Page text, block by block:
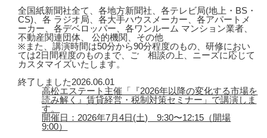
全国紙新聞社全て、各地方新聞社、各テレビ局(地上・BS・
CS)、各 ラジオ局、各大手ハウスメーカー、各アパートメ
ーカー、各デベロッパー、各ワンルーム マンション業者、
不動産関連団体、 公的機関、その他
※また、講演時間は50分から90分程度のもの、研修におい
ては2日間程度のものまで、ご゙相談の上、ニーズに応じて
カスタマイズいたします。
終了しました2026.06.01
高松エステート主催「『2026年以降の変化する市場を
読み解く』賃貸経営・税制対策セミナー」で講演しま
す。
開催日：2026年7月4日(土) 9:30〜12:15（開場
9:00）